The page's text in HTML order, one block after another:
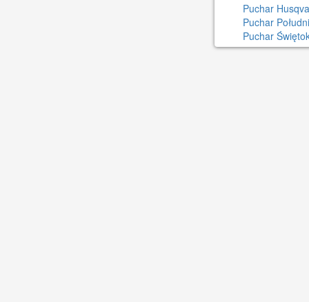
Puchar
Puchar
Puchar